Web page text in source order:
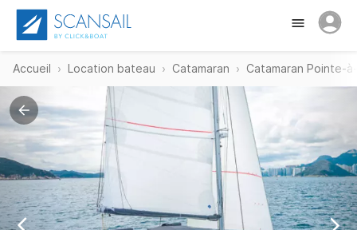
Accueil Location bateau Catamaran Catamaran Pointe-